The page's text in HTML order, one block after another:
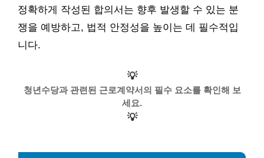
정확하게 작성된 합의서는 향후 발생할 수 있는 분
쟁을 예방하고, 법적 안정성을 높이는 데 필수적입
니다.
💡
청년수당과 관련된 근로계약서의 필수 요소를 확인해 보
세요.
💡